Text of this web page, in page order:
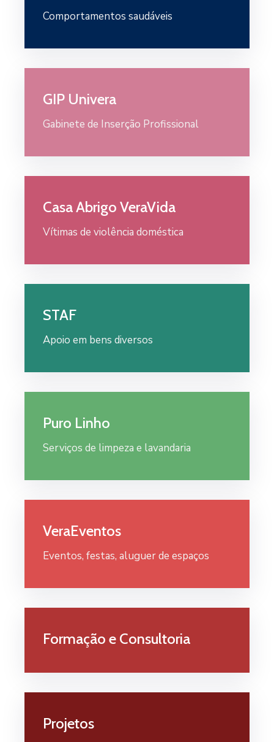
Comportamentos saudáveis
GIP Univera
Gabinete de Inserção Profissional
Casa Abrigo VeraVida
Vítimas de violência doméstica
STAF
Apoio em bens diversos
Puro Linho
Serviços de limpeza e lavandaria
VeraEventos
Eventos, festas, aluguer de espaços
Formação e Consultoria
Projetos